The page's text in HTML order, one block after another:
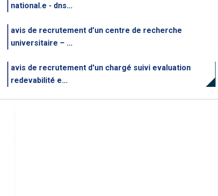
national.e - dns...
avis de recrutement d’un centre de recherche
universitaire – ...
avis de recrutement d'un chargé suivi evaluation
redevabilité e...